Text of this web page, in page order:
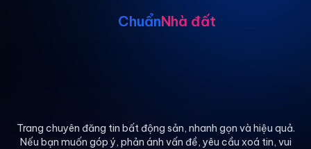
ChuẩnNhà đất
Trang chuyên đăng tin bất động sản, nhanh gọn và hiệu quả.
Nếu bạn muốn góp ý, phản ánh vấn đề, yêu cầu xoá tin, vui